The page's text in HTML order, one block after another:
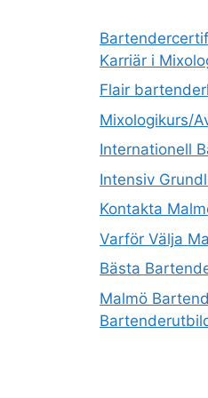
Karriär i
Flair
Mixologikurs/
Internationell
Intensiv
Kontakta
Varför Välja
Bästa
Malmö